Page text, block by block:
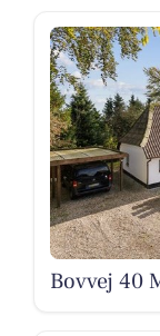
Bovvej 40